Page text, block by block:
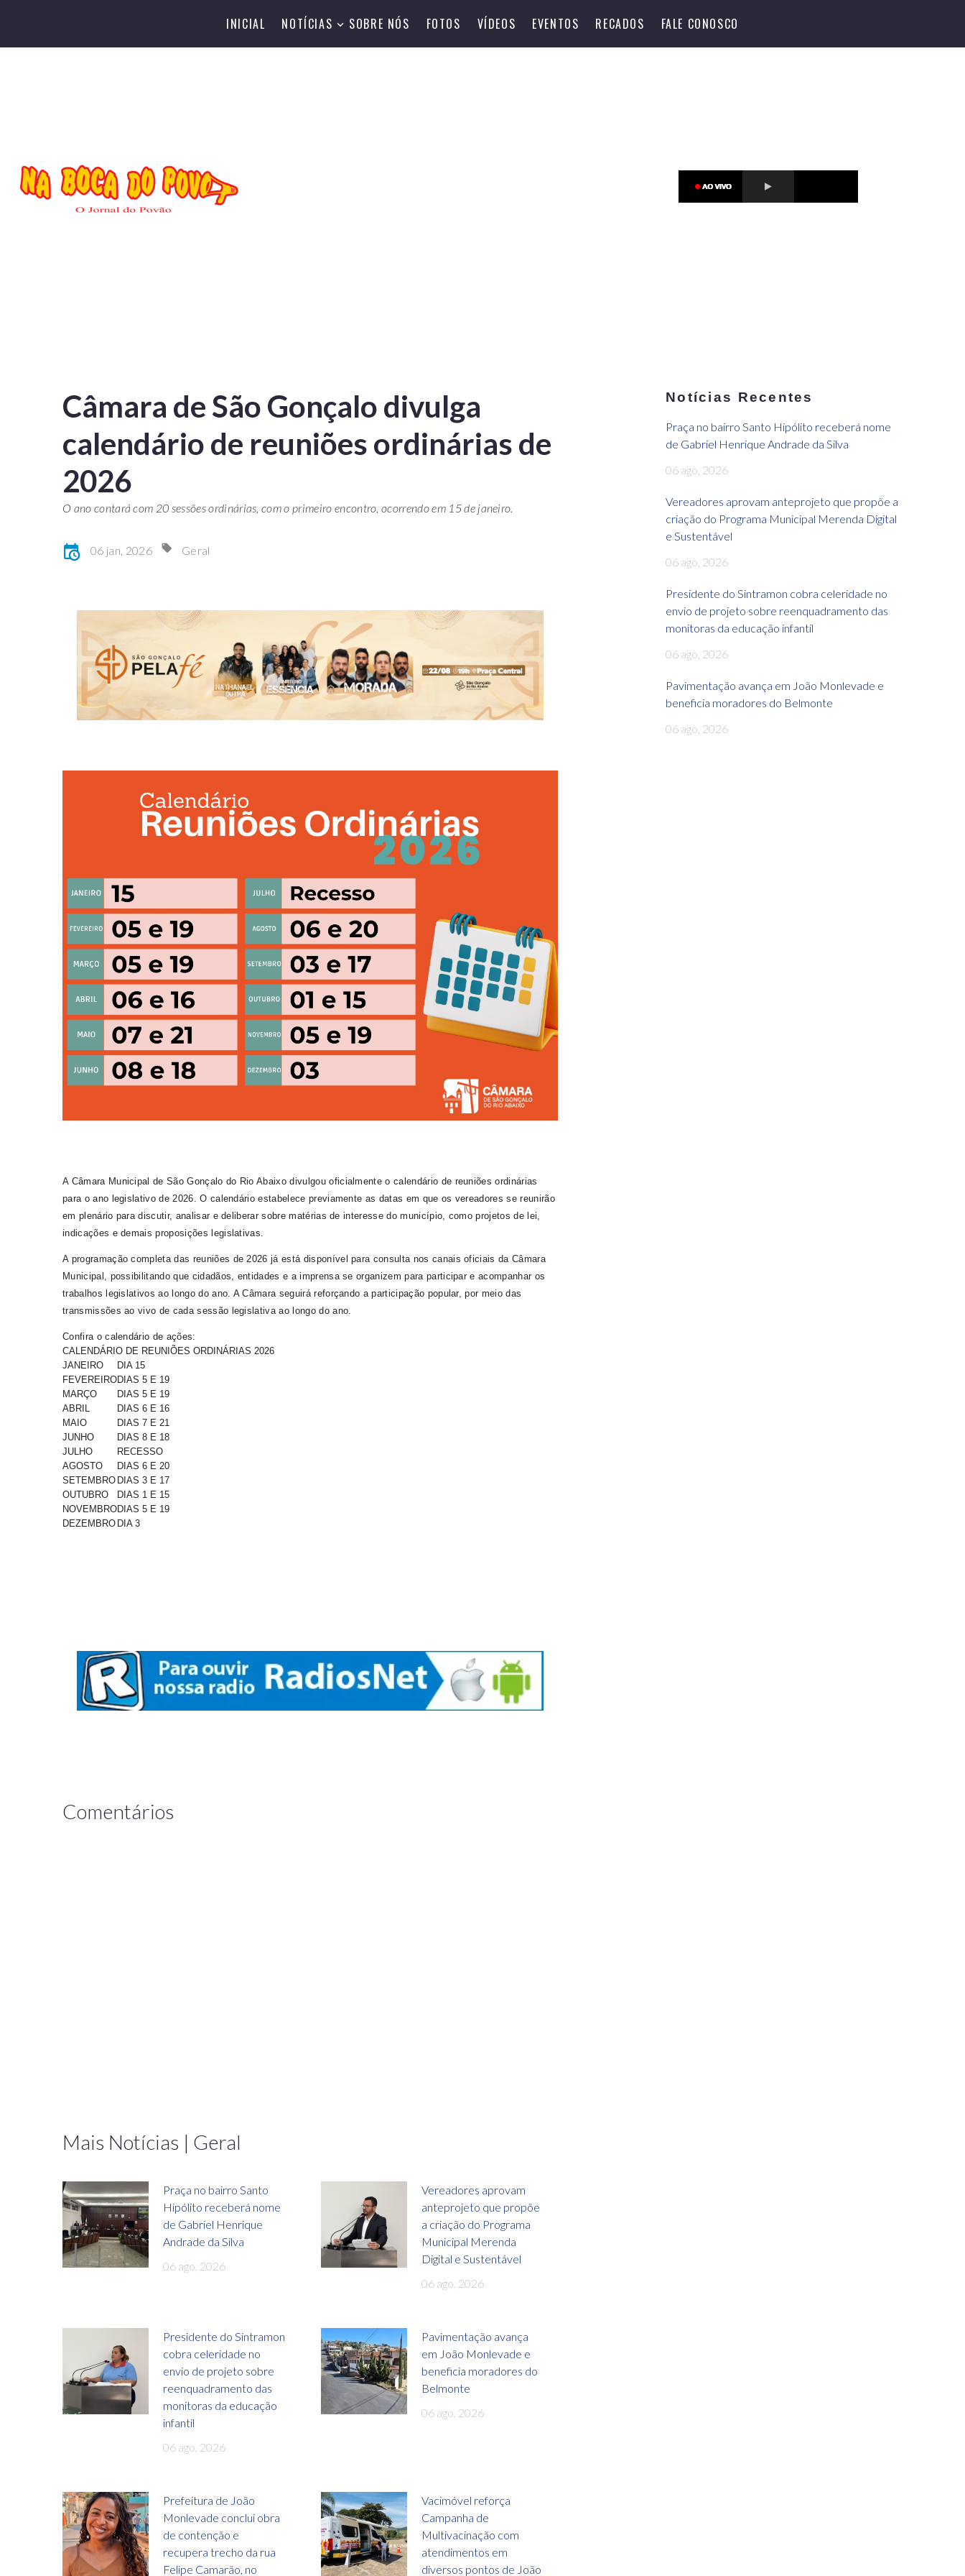
INICIAL NOTÍCIAS SOBRE NÓS FOTOS VÍDEOS EVENTOS RECADOS FALE CONOSCO
Câmara de São Gonçalo divulga
calendário de reuniões ordinárias de
2026
O ano contará com 20 sessões ordinárias, com o primeiro encontro, ocorrendo em 15 de janeiro.
06 jan, 2026 Geral
A Câmara Municipal de São Gonçalo do Rio Abaixo divulgou oficialmente o calendário de reuniões ordinárias
para o ano legislativo de 2026. O calendário estabelece previamente as datas em que os vereadores se reunirão
em plenário para discutir, analisar e deliberar sobre matérias de interesse do município, como projetos de lei,
indicações e demais proposições legislativas.
A programação completa das reuniões de 2026 já está disponível para consulta nos canais oficiais da Câmara
Municipal, possibilitando que cidadãos, entidades e a imprensa se organizem para participar e acompanhar os
trabalhos legislativos ao longo do ano. A Câmara seguirá reforçando a participação popular, por meio das
transmissões ao vivo de cada sessão legislativa ao longo do ano.
Confira o calendário de ações:
CALENDÁRIO DE REUNIÕES ORDINÁRIAS 2026
JANEIRO
DIA 15
FEVEREIRODIAS 5 E 19
MARÇO
DIAS 5 E 19
ABRIL
DIAS 6 E 16
MAIO
DIAS 7 E 21
JUNHO
DIAS 8 E 18
JULHO
RECESSO
AGOSTO
DIAS 6 E 20
SETEMBRO DIAS 3 E 17
OUTUBRO
DIAS 1 E 15
NOVEMBRODIAS 5 E 19
DEZEMBRO DIA 3
Comentários
Mais Notícias | Geral
Praça no bairro Santo
Hipólito receberá nome
de Gabriel Henrique
Andrade da Silva
06 ago, 2026
Vereadores aprovam
anteprojeto que propõe
a criação do Programa
Municipal Merenda
Digital e Sustentável
06 ago, 2026
Presidente do Sintramon
cobra celeridade no
envio de projeto sobre
reenquadramento das
monitoras da educação
infantil
06 ago, 2026
Pavimentação avança
em João Monlevade e
beneficia moradores do
Belmonte
06 ago, 2026
Prefeitura de João
Monlevade conclui obra
de contenção e
recupera trecho da rua
Felipe Camarão, no
Vacimóvel reforça
Campanha de
Multivacinação com
atendimentos em
diversos pontos de João
Notícias Recentes
Praça no bairro Santo Hipólito receberá nome
de Gabriel Henrique Andrade da Silva
06 ago, 2026
Vereadores aprovam anteprojeto que propõe a
criação do Programa Municipal Merenda Digital
e Sustentável
06 ago, 2026
Presidente do Sintramon cobra celeridade no
envio de projeto sobre reenquadramento das
monitoras da educação infantil
06 ago, 2026
Pavimentação avança em João Monlevade e
beneficia moradores do Belmonte
06 ago, 2026